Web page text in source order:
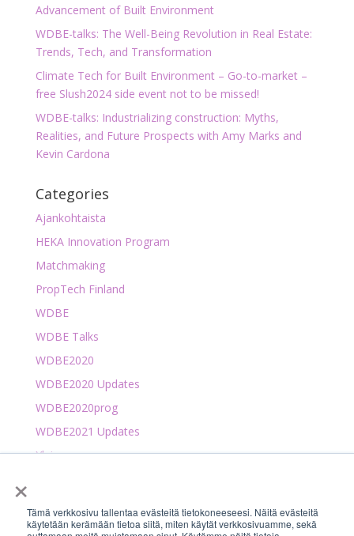
×
Tämä verkkosivu tallentaa evästeitä tietokoneeseesi. Näitä evästeitä
käytetään kerämään tietoa siitä, miten käytät verkkosivuamme, sekä
Advancement of Built Environment
WDBE-talks: The Well-Being Revolution in Real Estate:
Trends, Tech, and Transformation
Climate Tech for Built Environment – Go-to-market –
free Slush2024 side event not to be missed!
WDBE-talks: Industrializing construction: Myths,
Realities, and Future Prospects with Amy Marks and
Kevin Cardona
Categories
Ajankohtaista
HEKA Innovation Program
Matchmaking
PropTech Finland
WDBE
WDBE Talks
WDBE2020
WDBE2020 Updates
WDBE2020prog
WDBE2021 Updates
Yleinen
KIRAHub (KIRA-InnoHub ry) Tilaa uutiskirje